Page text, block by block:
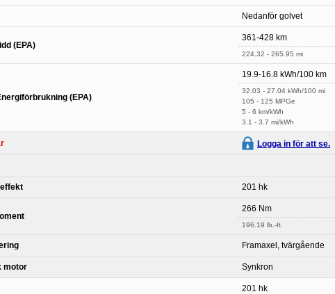
Nedanför golvet
(EPA)
361-428 km
224.32 - 265.95 mi
(EPA)
19.9-16.8 kWh/100 km
32.03 - 27.04 kWh/100 mi
105 - 125 MPGe
5 - 6 km/kWh
3.1 - 3.7 mi/kWh
Logga in för att se.
201 hk
266 Nm
196.19 lb.-ft.
Framaxel, tvärgående
motor Synkron
201 hk